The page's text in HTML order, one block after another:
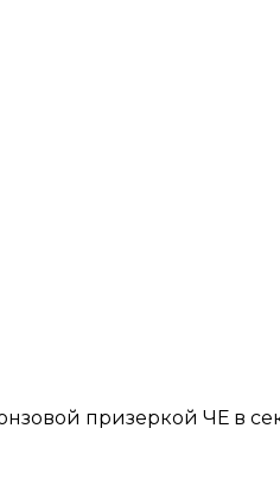
призеркой ЧЕ в